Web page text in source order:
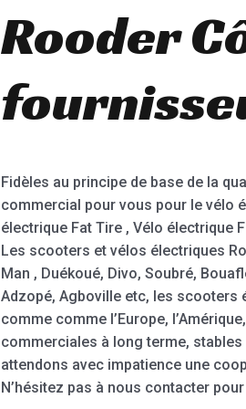
Rooder
Fidèles au principe de base de la
commercial pour vous pour le vélo
électrique Fat Tire , Vélo électrique
Les scooters et vélos électriques
Man , Duékoué, Divo, Soubré,
Adzopé, Agboville etc, les
comme comme l’Europe,
commerciales à long terme,
attendons avec impatience une
N’hésitez pas à nous contacter